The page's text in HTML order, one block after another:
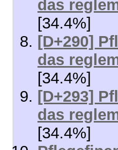
[34.4%]
[D+293]
das
[34.4%]
21.2%]